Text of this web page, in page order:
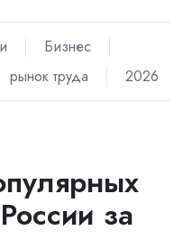
Бизнес
рынок труда 2026
за